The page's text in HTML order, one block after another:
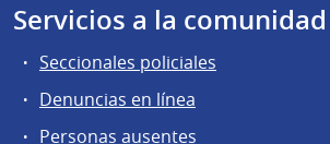
Servicios a la comunidad
Seccionales policiales
Denuncias en línea
Personas ausentes